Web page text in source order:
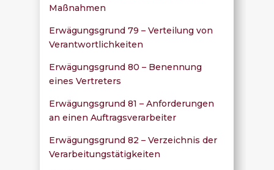
Maßnahmen
Erwägungsgrund 79 – Verteilung von
Verantwortlichkeiten
Erwägungsgrund 80 – Benennung
eines Vertreters
Erwägungsgrund 81 – Anforderungen
an einen Auftragsverarbeiter
Erwägungsgrund 82 – Verzeichnis der
Verarbeitungstätigkeiten